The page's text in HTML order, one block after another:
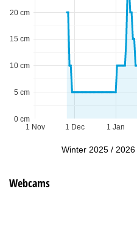
1 Nov 1 Dec 1 Jan
0 cm
5 cm
10 cm
15 cm
20 cm
Winter 2025 / 2026
Webcams